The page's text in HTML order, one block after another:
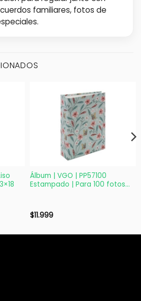
familiares, fotos de
Álbum | VGO | PP57100
Estampado | Para 100 fotos
$11.999